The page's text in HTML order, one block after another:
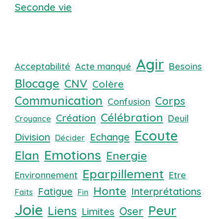
Seconde vie
Acceptabilité Acte manqué Agir Besoins
Blocage CNV Colère
Communication Confusion Corps
Croyance Création Célébration Deuil
Division Décider Echange Ecoute
Elan Emotions Energie
Environnement Eparpillement Etre
Faits Fatigue Fin Honte Interprétations
Joie Liens Limites Oser Peur